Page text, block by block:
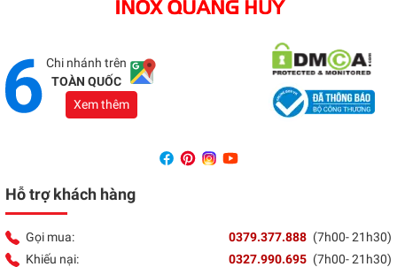
Địa chỉ: 1066 - QL 51 Tổ 3- Ấp Đồng- Phước Tân-
Chi nhánh trên
TOÀN QUỐC
Xem thêm
Hỗ trợ khách hàng
Gọi mua: 0379.377.888 (7h00- 21h30)
Khiếu nại:
0327.990.695 (7h00- 21h30)